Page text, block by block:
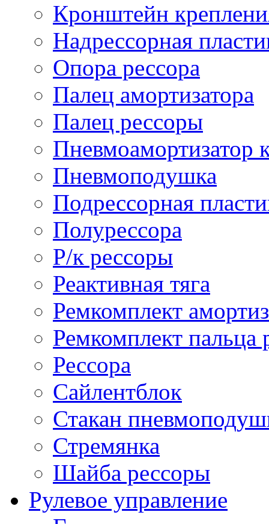
Кронштейн
Надрессорная
Опора рессора
Палец амортизатора
Палец рессоры
Пневмоамортизатор
Пневмоподушка
Подрессорная
Полурессора
Р/к рессоры
Реактивная тяга
Ремкомплект
Ремкомплект пальца
Рессора
Сайлентблок
Стакан
Стремянка
Шайба рессоры
Рулевое управление